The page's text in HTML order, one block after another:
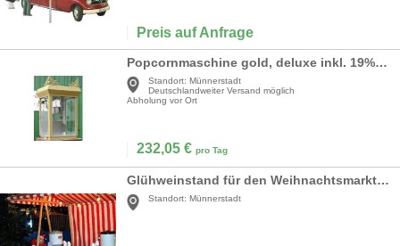
Preis auf Anfrage
Popcornmaschine gold, deluxe inkl. 19% MwSt.
Standort: Münnerstadt
Deutschlandweiter Versand möglich
Abholung vor Ort
232,05 € pro Tag
Glühweinstand für den Weihnachtsmarkt, inkl. 19% MwSt.
Standort: Münnerstadt